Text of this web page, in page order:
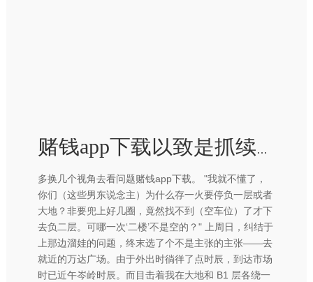
赌钱app下载以致是抓续盈利的报说念-赢钱的游戏软件·(中国)官方网站
多换几个视角去看问题赌钱app下载。 "我就不懂了，
你们（这些男东说念主）为什么存一火要停负一层或者
大地？非要兜上好几圈，竟然找不到（空车位）了才下
去负二层。可哪一次‘二楼’不是空的？" 上周日，纠结于
上那边溜娃的问题，终末选了个不是主张的主张——去
就近的万达广场。由于外出时徜徉了点时辰，到达市场
时已近午岑岭时辰。而目击着我在大地和 B1 层各绕一